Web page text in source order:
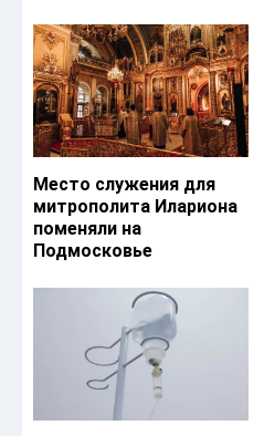
Место служения для
митрополита Илариона
поменяли на
Подмосковье